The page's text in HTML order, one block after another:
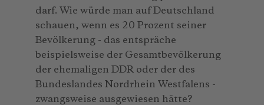
darf. Wie würde man auf Deutschland
schauen, wenn es 20 Prozent seiner
Bevölkerung - das entspräche
beispielsweise der Gesamtbevölkerung
der ehemaligen DDR oder der des
Bundeslandes Nordrhein Westfalens -
zwangsweise ausgewiesen hätte?